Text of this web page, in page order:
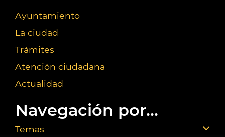
Ayuntamiento
La ciudad
Trámites
Atención ciudadana
Actualidad
Navegación por...
Temas